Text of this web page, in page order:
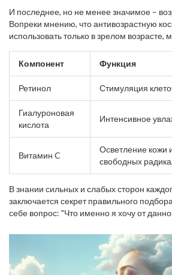
состав и рекомендации дерматологов, а
бренды.
И последнее, но не менее значимое –
Вопреки мнению, что антивозрастную
использовать только в зрелом возрасте,
этом этапе бережный уход помогает
первоначальные признаки старения,
упругости и поверхностные морщинки.
Компонент Функция
Ретинол Стимуляция
Гиалуроновая
кислота
Интенсивное
Витамин C
Осветление кожи
свободных
В знании сильных и слабых сторон
заключается секрет правильного
себе вопрос: "Что именно я хочу от
избежать неприятного разочарования и
безупречном состоянии надолго.